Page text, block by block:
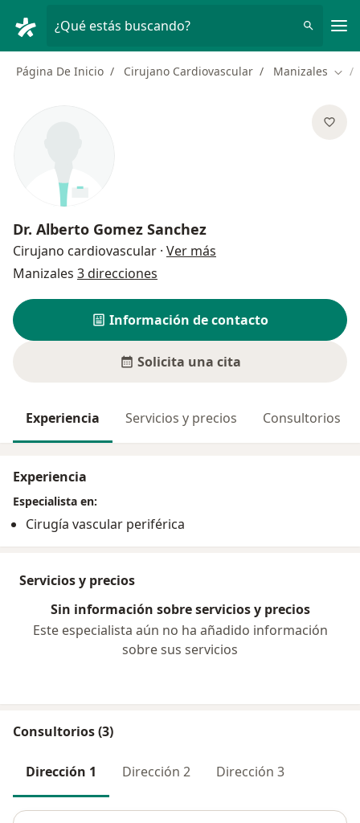
¿Qué estás buscando?
Página De Inicio Cirujano Cardiovascular Manizales
Dr. Alberto Gomez Sanchez
Cirujano cardiovascular · Ver más
Manizales 3 direcciones
Información de contacto
Solicita una cita
Experiencia Servicios y precios Consultorios
Experiencia
Especialista en:
Cirugía vascular periférica
Servicios y precios
Sin información sobre servicios y precios
Este especialista aún no ha añadido información
sobre sus servicios
Consultorios (3)
Dirección 1 Dirección 2 Dirección 3